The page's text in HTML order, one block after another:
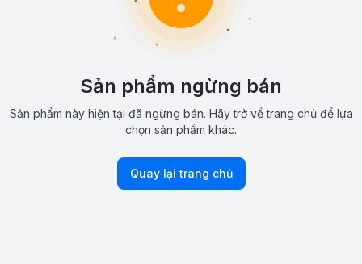
Sản phẩm ngừng bán
Sản phẩm này hiện tại đã ngừng bán. Hãy trở về trang chủ để lựa
chọn sản phẩm khác.
Quay lại trang chủ